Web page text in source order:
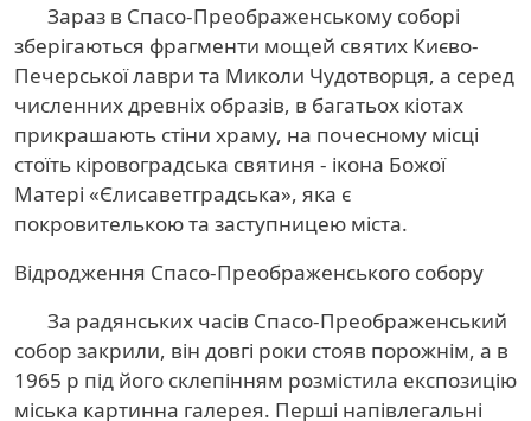
Зараз в Спасо-Преображенському соборі
зберігаються фрагменти мощей святих Києво-
Печерської лаври та Миколи Чудотворця, а серед
численних древніх образів, в багатьох кіотах
прикрашають стіни храму, на почесному місці
стоїть кіровоградська святиня - ікона Божої
Матері «Єлисаветградська», яка є
покровителькою та заступницею міста.
Відродження Спасо-Преображенського собору
За радянських часів Спасо-Преображенський
собор закрили, він довгі роки стояв порожнім, а в
1965 р під його склепінням розмістила експозицію
міська картинна галерея. Перші напівлегальні